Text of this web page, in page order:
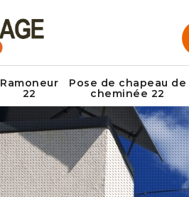
Ramoneur
22
Pose de chapeau de
cheminée 22